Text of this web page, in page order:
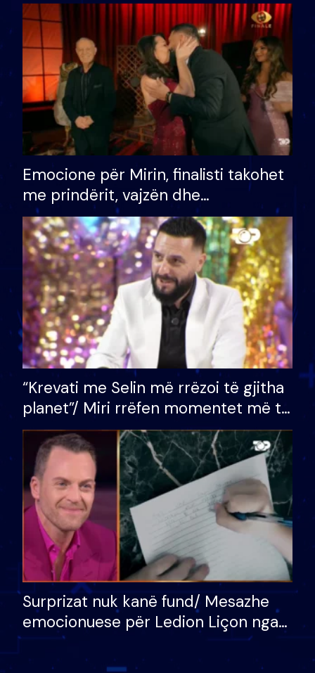
të fituar çmimin e madh
Emocione për Mirin, finalisti takohet
me prindërit, vajzën dhe
bashkëshorten: S’kemi ndonjë letër
divorci apo jo?
“Krevati me Selin më rrëzoi të gjitha
planet”/ Miri rrëfen momentet më të
bukura në shtëpinë e BB VIP: Do më
mungojë zilja e mëngjesit kur…
Surprizat nuk kanë fund/ Mesazhe
emocionuese për Ledion Liçon nga
nëna dhe fëmijët e tij, moderatori
nuk i mban dot lotët: Nuk meritoj…